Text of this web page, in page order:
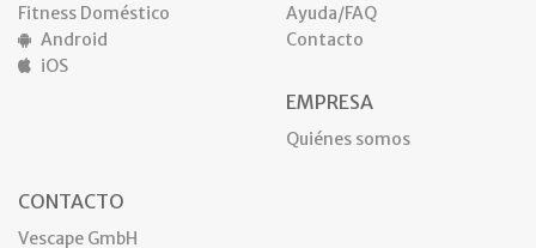
Fitness Doméstico
Android
iOS
Ayuda/FAQ
Contacto
EMPRESA
Quiénes somos
CONTACTO
Vescape GmbH